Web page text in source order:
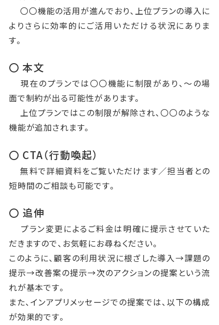
〇〇機能の活用が進んでおり、上位プランの導入に
よりさらに効率的にご活用いただける状況にありま
す。
〇 本文
現在のプランでは〇〇機能に制限があり、〜の場
面で制約が出る可能性があります。
上位プランではこの制限が解除され、〇〇のような
機能が追加されます。
〇 CTA（行動喚起）
無料で詳細資料をご覧いただけます／担当者との
短時間のご相談も可能です。
〇 追伸
プラン変更によるご料金は明確に提示させていた
だきますので、お気軽にお尋ねください。
このように、顧客の利用状況に根ざした導入→課題の
提示→改善案の提示→次のアクションの提案という流
れが基本です。
また、インアプリメッセージでの提案では、以下の構成
が効果的です。